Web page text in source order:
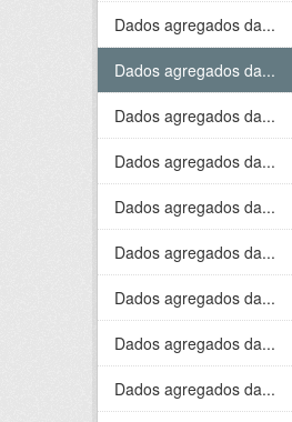
Dados agregados da...
Dados agregados da...
Dados agregados da...
Dados agregados da...
Dados agregados da...
Dados agregados da...
Dados agregados da...
Dados agregados da...
Dados agregados da...